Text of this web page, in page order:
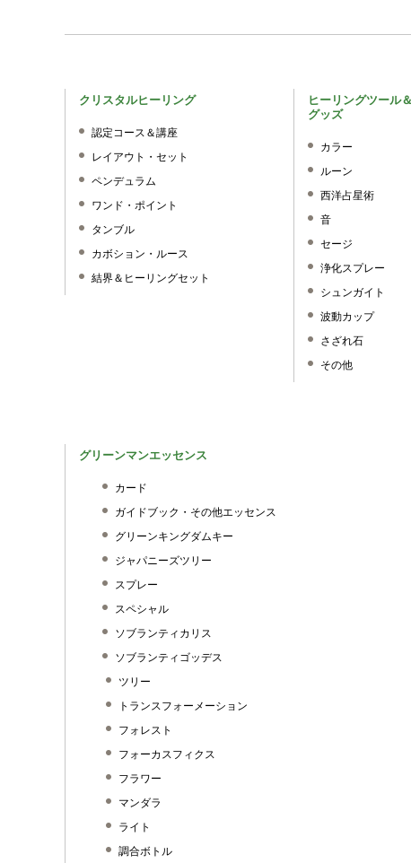
クリスタルヒーリング
認定コース＆講座
レイアウト・セット
ペンデュラム
ワンド・ポイント
タンブル
カボション・ルース
結界＆ヒーリングセット
ヒーリングツール
グッズ
カラー
ルーン
西洋占星術
音
セージ
浄化スプレー
シュンガイト
波動カップ
さざれ石
その他
グリーンマンエッセンス
カード
ガイドブック・その他エッセンス
グリーンキングダムキー
ジャパニーズツリー
スプレー
スペシャル
ソブランティカリス
ソブランティゴッデス
ツリー
トランスフォーメーション
フォレスト
フォーカスフィクス
フラワー
マンダラ
ライト
調合ボトル